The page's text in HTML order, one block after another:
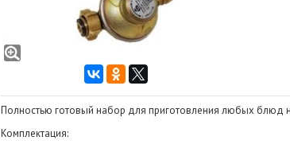
Полностью готовый набор для приготовления любых блюд
Комплектация: